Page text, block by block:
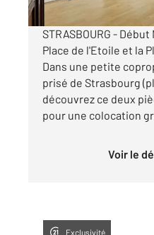
STRASBOURG -
Place de l'Etoile et la
Dans une petite
prisé de Strasbourg
découvrez ce deux
pour une colocation
Voir le
Exclusivité